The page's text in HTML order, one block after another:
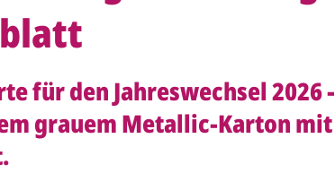
für den Jahreswechsel 2026
grauem Metallic-Karton mit